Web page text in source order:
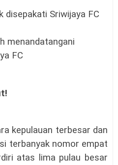
disepakati Sriwijaya FC
menandatangani
FC
kepulauan terbesar dan
terbanyak nomor empat
atas lima pulau besar